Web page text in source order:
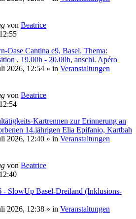
von Beatrice
Oase Cantina e9, Basel, Thema:
, 19.00h - 20.00h, anschl. Apéro
2026, 12:54 » in Veranstaltungen
von Beatrice
Kartrennen zur Erinnerung an
14.jährigen Elia Epifanio, Kartbah
2026, 12:40 » in Veranstaltungen
von Beatrice
- SlowUp Basel-Dreiland (Inklusions-
2026, 12:38 » in Veranstaltungen